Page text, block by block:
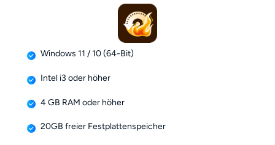
Windows 11 / 10 (64-Bit)
Intel i3 oder höher
4 GB RAM oder höher
20GB freier Festplattenspeicher